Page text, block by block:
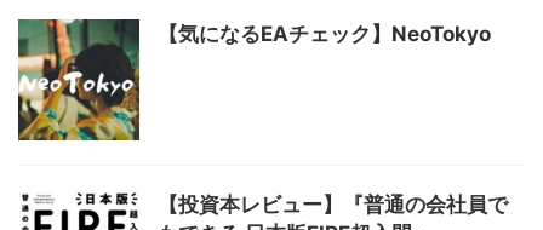
【気になるEAチェック】NeoTokyo
【投資本レビュー】『普通の会社員で